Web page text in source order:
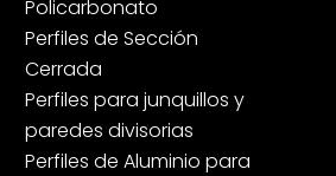
Policarbonato
Perfiles de Sección
Cerrada
Perfiles para junquillos y
paredes divisorias
Perfiles de Aluminio para